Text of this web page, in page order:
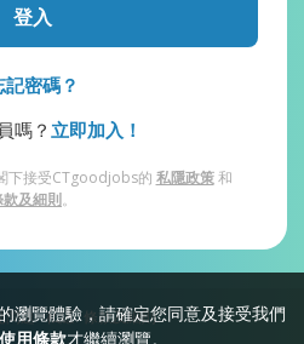
瀏覽體驗，請確定您同意及接受我們
使用條款才繼續瀏覽。
登入
記密碼？
嗎？ 立即加入！
下接受CTgoodjobs的 私隱政策和
款及細則。
問題 私隱 條款及細則